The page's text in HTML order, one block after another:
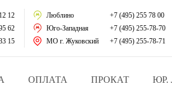
за больными
12
62
15
Люблино
+7 (495) 255 78 00
Юго-Западная
+7 (495) 255-78-70
МО г. Жуковский
+7 (495) 255-78-71
ОПЛАТА ПРОКАТ ЮР.